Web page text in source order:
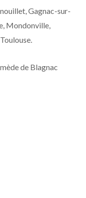
Gagnac-sur-
Mondonville,
de Blagnac